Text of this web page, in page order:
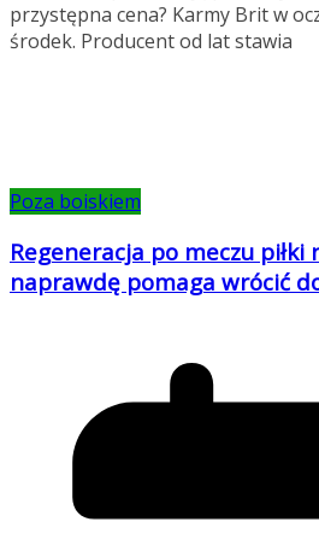
przystępna cena? Karmy Brit w
środek. Producent od lat stawia
Poza boiskiem
Regeneracja po meczu piłki
naprawdę pomaga wrócić